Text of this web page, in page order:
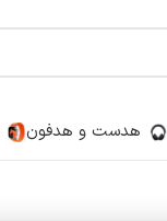
هدست و هدفون